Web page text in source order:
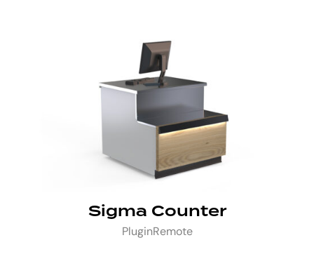
Sigma Counter
PluginRemote